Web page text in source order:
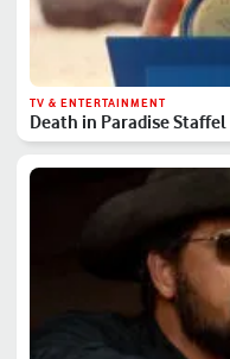
TV & ENTERTAINMENT
Death in Paradise